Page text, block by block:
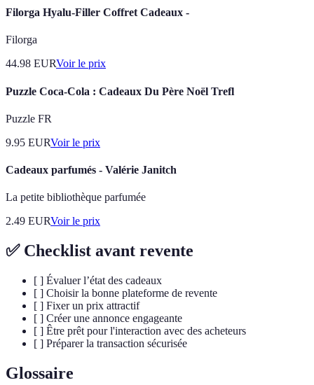
Filorga Hyalu-Filler Coffret Cadeaux -
Filorga
44.98 EURVoir le prix
Puzzle Coca-Cola : Cadeaux Du Père Noël Trefl
Puzzle FR
9.95 EURVoir le prix
Cadeaux parfumés - Valérie Janitch
La petite bibliothèque parfumée
2.49 EURVoir le prix
✅ Checklist avant revente
[ ] Évaluer l’état des cadeaux
[ ] Choisir la bonne plateforme de revente
[ ] Fixer un prix attractif
[ ] Créer une annonce engageante
[ ] Être prêt pour l'interaction avec des acheteurs
[ ] Préparer la transaction sécurisée
Glossaire